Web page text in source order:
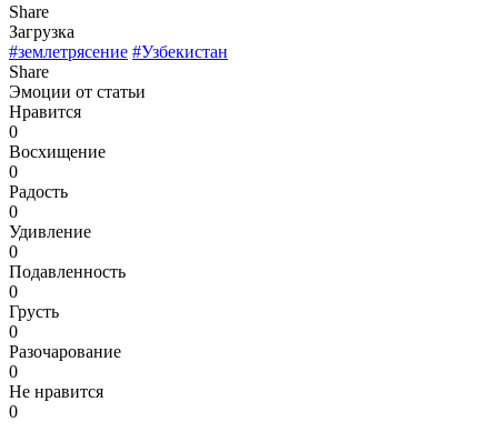
Share
Загрузка
#землетрясение #Узбекистан
Share
Эмоции от статьи
Нравится
0
Восхищение
0
Радость
0
Удивление
0
Подавленность
0
Грусть
0
Разочарование
0
Не нравится
0